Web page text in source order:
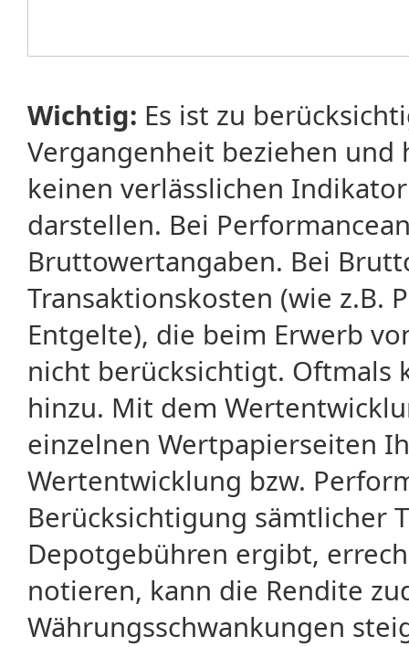
Wichtig: Es ist zu
Vergangenheit beziehen
keinen verlässlichen
darstellen. Bei
Bruttowertangaben. Bei
Transaktionskosten (wie z.B.
Entgelte), die beim Erwerb
nicht berücksichtigt. Oftmals
hinzu. Mit dem
einzelnen Wertpapierseiten
Wertentwicklung bzw.
Berücksichtigung sämtlicher
Depotgebühren ergibt,
notieren, kann die Rendite
Währungsschwankungen